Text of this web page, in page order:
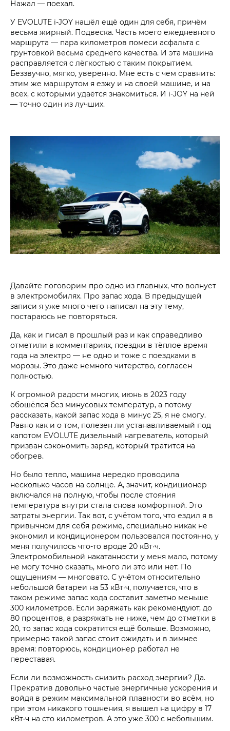
Нажал — поехал.
У EVOLUTE i‑JOY нашёл ещё один для себя, причём
весьма жирный. Подвеска. Часть моего ежедневного
маршрута — пара километров помеси асфальта с
грунтовкой весьма среднего качества. И эта машина
расправляется с лёгкостью с таким покрытием.
Беззвучно, мягко, уверенно. Мне есть с чем сравнить:
этим же маршрутом я езжу и на своей машине, и на
всех, с которыми удаётся знакомиться. И i‑JOY на ней
— точно один из лучших.
Давайте поговорим про одно из главных, что волнует
в электромобилях. Про запас хода. В предыдущей
записи я уже много чего написал на эту тему,
постараюсь не повторяться.
Да, как и писал в прошлый раз и как справедливо
отметили в комментариях, поездки в тёплое время
года на электро — не одно и тоже с поездками в
морозы. Это даже немного читерство, согласен
полностью.
К огромной радости многих, июнь в 2023 году
обошёлся без минусовых температур, а потому
рассказать, какой запас хода в минус 25, я не смогу.
Равно как и о том, полезен ли устанавливаемый под
капотом EVOLUTE дизельный нагреватель, который
призван сэкономить заряд, который тратится на
обогрев.
Но было тепло, машина нередко проводила
несколько часов на солнце. А, значит, кондиционер
включался на полную, чтобы после стояния
температура внутри стала снова комфортной. Это
затраты энергии. Так вот, с учётом того, что ездил я в
привычном для себя режиме, специально никак не
экономил и кондиционером пользовался постоянно, у
меня получилось что-то вроде 20 кВт·ч.
Электромобильной накатанности у меня мало, потому
не могу точно сказать, много ли это или нет. По
ощущениям — многовато. С учётом относительно
небольшой батареи на 53 кВт·ч, получается, что в
таком режиме запас хода составит заметно меньше
300 километров. Если заряжать как рекомендуют, до
80 процентов, а разряжать не ниже, чем до отметки в
20, то запас хода сократится ещё больше. Возможно,
примерно такой запас стоит ожидать и в зимнее
время: повторюсь, кондиционер работал не
переставая.
Если ли возможность снизить расход энергии? Да.
Прекратив довольно частые энергичные ускорения и
войдя в режим максимальной плавности во всём, но
при этом никакого тошнения, я вышел на цифру в 17
кВт·ч на сто километров. А это уже 300 с небольшим.